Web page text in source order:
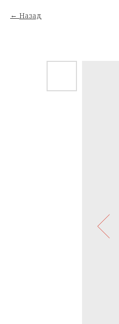
Назад